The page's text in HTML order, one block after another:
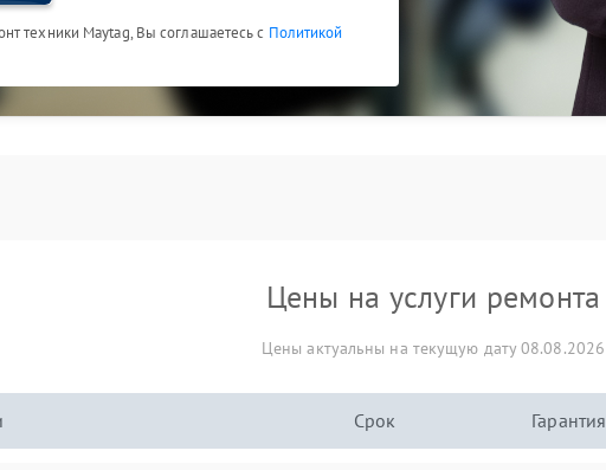
техники Maytag, Вы соглашаетесь с Политикой
Цены на услуги ремонта
Цены актуальны на текущую дату 08.08.2026
Срок Гарантия